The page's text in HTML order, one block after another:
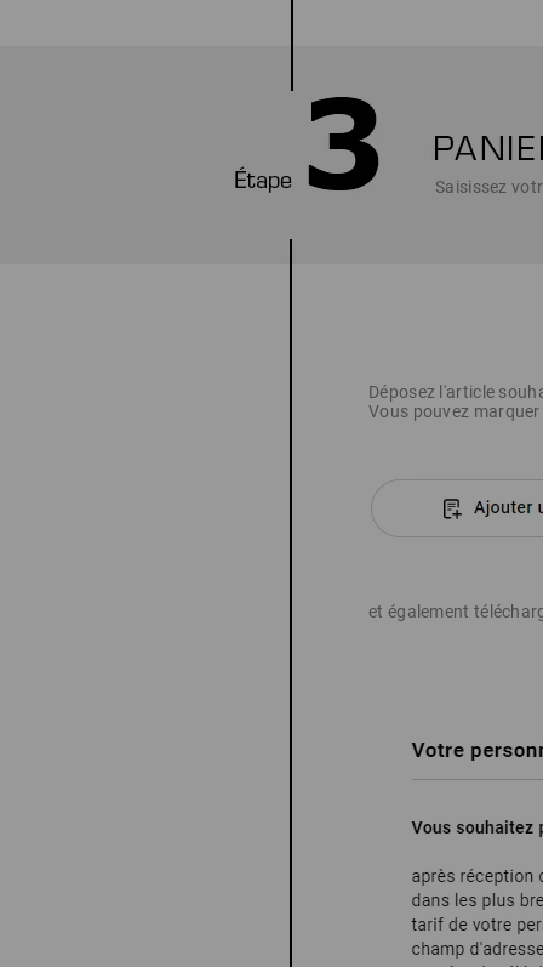
Saisissez
Déposez l'article
Vous pouvez
et également